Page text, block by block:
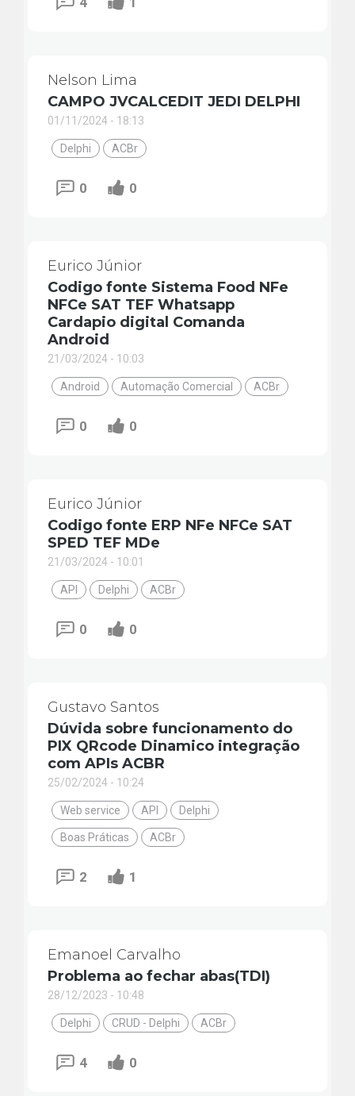
Nelson Lima
CAMPO JVCALCEDIT JEDI DELPHI
01/11/2024 - 18:13
Delphi ACBr
0 0
Eurico Júnior
Codigo fonte Sistema Food NFe
NFCe SAT TEF Whatsapp
Cardapio digital Comanda
Android
21/03/2024 - 10:03
Android Automação Comercial ACBr
0 0
Eurico Júnior
Codigo fonte ERP NFe NFCe SAT
SPED TEF MDe
21/03/2024 - 10:01
API Delphi ACBr
0 0
Gustavo Santos
Dúvida sobre funcionamento do
PIX QRcode Dinamico integração
com APIs ACBR
25/02/2024 - 10:24
Web service API Delphi
Boas Práticas ACBr
2 1
Emanoel Carvalho
Problema ao fechar abas(TDI)
28/12/2023 - 10:48
Delphi CRUD - Delphi ACBr
4 0